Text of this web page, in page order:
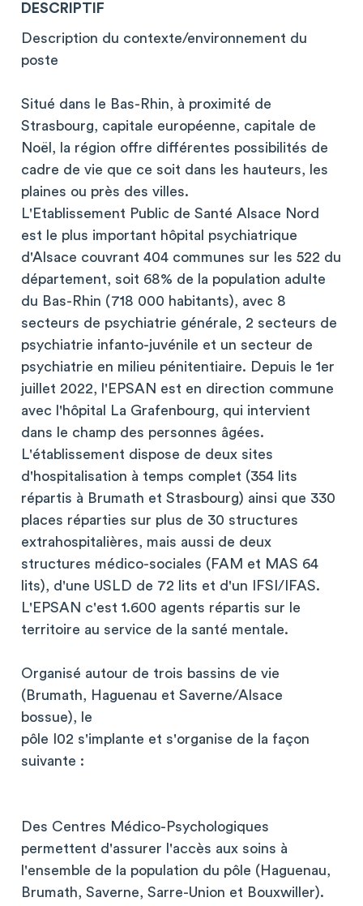
DESCRIPTIF
Description du contexte/environnement du
poste
Situé dans le Bas-Rhin, à proximité de
Strasbourg, capitale européenne, capitale de
Noël, la région offre différentes possibilités de
cadre de vie que ce soit dans les hauteurs, les
plaines ou près des villes.
L'Etablissement Public de Santé Alsace Nord
est le plus important hôpital psychiatrique
d'Alsace couvrant 404 communes sur les 522 du
département, soit 68% de la population adulte
du Bas-Rhin (718 000 habitants), avec 8
secteurs de psychiatrie générale, 2 secteurs de
psychiatrie infanto-juvénile et un secteur de
psychiatrie en milieu pénitentiaire. Depuis le 1er
juillet 2022, l'EPSAN est en direction commune
avec l'hôpital La Grafenbourg, qui intervient
dans le champ des personnes âgées.
L'établissement dispose de deux sites
d'hospitalisation à temps complet (354 lits
répartis à Brumath et Strasbourg) ainsi que 330
places réparties sur plus de 30 structures
extrahospitalières, mais aussi de deux
structures médico-sociales (FAM et MAS 64
lits), d'une USLD de 72 lits et d'un IFSI/IFAS.
L'EPSAN c'est 1.600 agents répartis sur le
territoire au service de la santé mentale.
Organisé autour de trois bassins de vie
(Brumath, Haguenau et Saverne/Alsace
bossue), le
pôle I02 s'implante et s'organise de la façon
suivante :
Des Centres Médico-Psychologiques
permettent d'assurer l'accès aux soins à
l'ensemble de la population du pôle (Haguenau,
Brumath, Saverne, Sarre-Union et Bouxwiller).